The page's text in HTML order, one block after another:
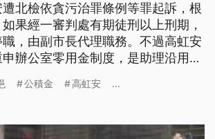
北檢依貪污治罪條例等罪起訴，根
果經一審判處有期徒刑以上刑期，
，由副市長代理職務。不過高虹安
辦公室零用金制度，是助理沿用上
任勞動部次長的李俊俋。
公積金 高虹安 ...